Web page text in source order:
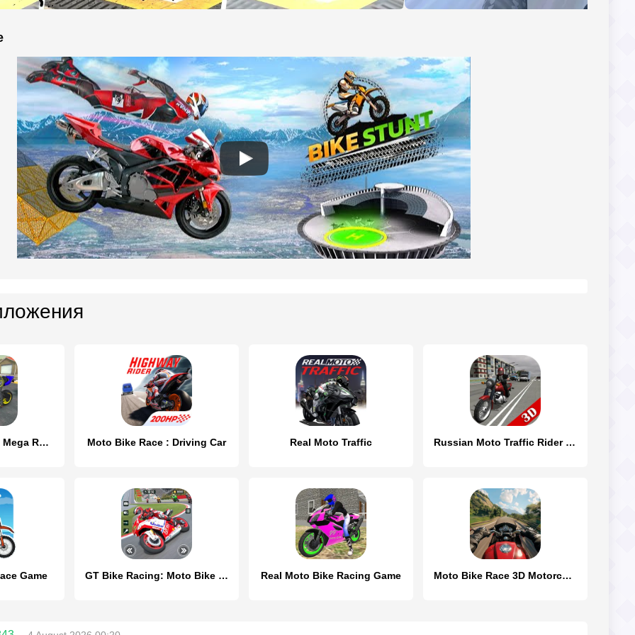
Moto bike Driving: Mega Ramp Moto Bike Race : Driving Car Real Moto Traffic Russian Moto Traffic Rider 3D
Game GT Bike Racing: Moto Bike Game Real Moto Bike Racing Game Moto Bike Race 3D Motorcycles